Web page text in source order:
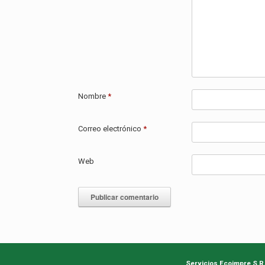
Nombre *
Correo electrónico *
Web
Servicios Ecoimpre